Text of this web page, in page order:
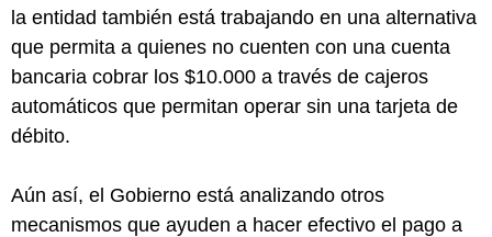
la entidad también está trabajando en una alternativa
que permita a quienes no cuenten con una cuenta
bancaria cobrar los $10.000 a través de cajeros
automáticos que permitan operar sin una tarjeta de
débito.
Aún así, el Gobierno está analizando otros
mecanismos que ayuden a hacer efectivo el pago a